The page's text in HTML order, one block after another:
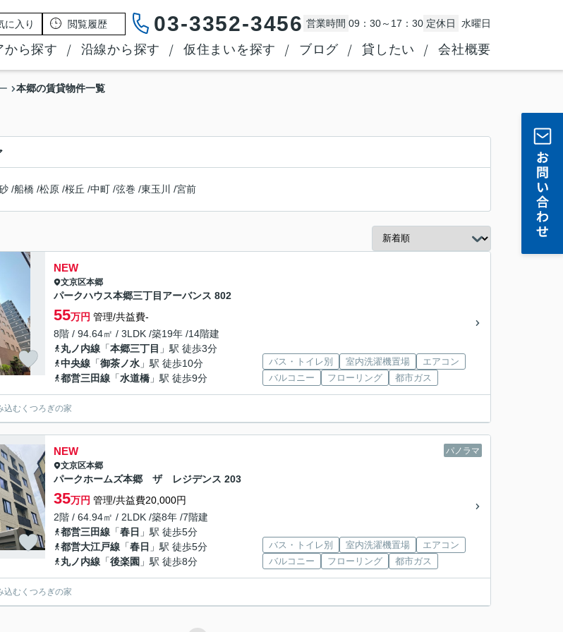
に入り 閲覧履歴 03-3352-3456 営業時間 09：30～17：30 定休日 水曜日
から探す 沿線から探す 仮住まいを探す ブログ 貸したい 会社概要
本郷の賃貸物件一覧
/船橋 /松原 /桜丘 /中町 /弦巻 /東玉川 /宮前
NEW
文京区本郷
パークハウス本郷三丁目アーバンス 802
55万円 管理/共益費-
8階 / 94.64㎡ / 3LDK /築19年 /14階建
丸ノ内線 「本郷三丁目 」駅 徒歩3分
中央線 「御茶ノ水 」駅 徒歩10分
都営三田線 「水道橋 」駅 徒歩9分
バス・トイレ別 室内洗濯機置場
エアコン
バルコニー
フローリング 都市ガス
込むくつろぎの家
パノラマ
NEW
文京区本郷
パークホームズ本郷 ザ レジデンス 203
35万円 管理/共益費20,000円
2階 / 64.94㎡ / 2LDK /築8年 /7階建
都営三田線 「春日 」駅 徒歩5分
都営大江戸線 「春日 」駅 徒歩5分
丸ノ内線 「後楽園 」駅 徒歩8分
バス・トイレ別 室内洗濯機置場
エアコン
バルコニー
フローリング 都市ガス
込むくつろぎの家